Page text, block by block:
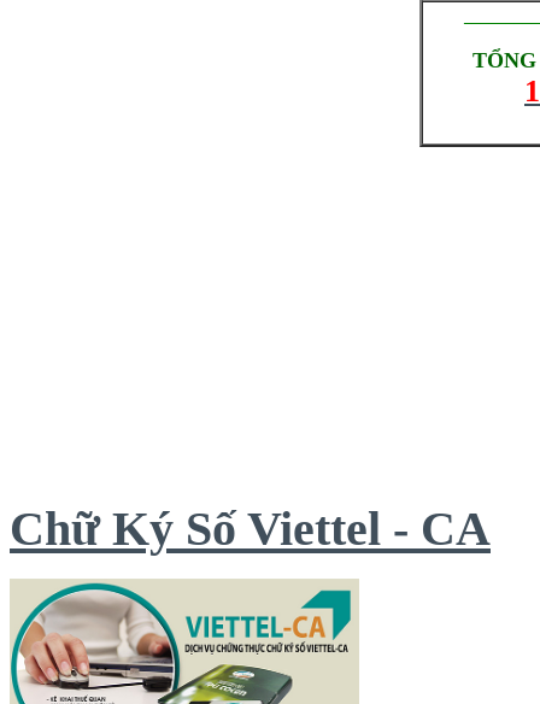
Chữ Ký Số Viettel - CA